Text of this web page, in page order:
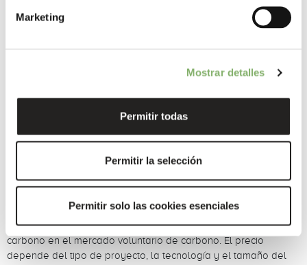
Marketing
Mostrar detalles
Permitir todas
Permitir la selección
Permitir solo las cookies esenciales
de toneladas). Por lo tanto, la responsabilidad de las empresas
de participar en la acción climática es particularmente alta. Las
Según lo recomendado por la Convención Marco de las
implementado las medidas de reducción deben compensarse.
La regla básica para la compensación de carbono corporativa
proyectos climáticos para compensar lo que no ha disminuido.
¿Cuánto cuestan los créditos de carbono?
Existen diferentes precios para compensar una tonelada de
carbono en el mercado voluntario de carbono. El precio
depende del tipo de proyecto, la tecnología y el tamaño del